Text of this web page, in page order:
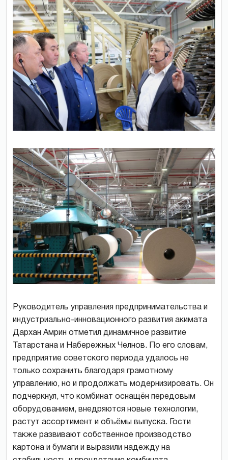
Руководитель управления предпринимательства и
индустриально-инновационного развития акимата
Дархан Амрин отметил динамичное развитие
Татарстана и Набережных Челнов. По его словам,
предприятие советского периода удалось не
только сохранить благодаря грамотному
управлению, но и продолжать модернизировать. Он
подчеркнул, что комбинат оснащён передовым
оборудованием, внедряются новые технологии,
растут ассортимент и объёмы выпуска. Гости
также развивают собственное производство
картона и бумаги и выразили надежду на